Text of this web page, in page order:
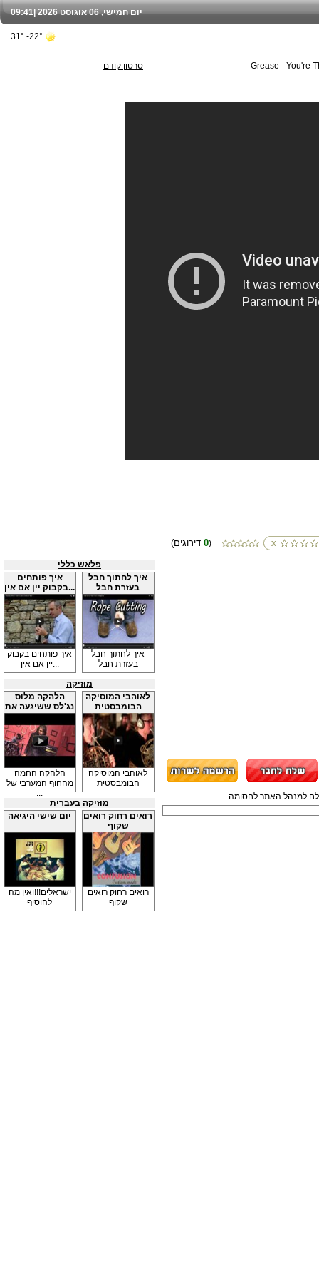
סרטון קודם Grease - You're
0)
פלאש כללי
איך פותחים
בקבוק יין אם אין...
איך פותחים בקבוק
יין אם אין...
איך לחתוך חבל
בעזרת חבל
איך לחתוך חבל
בעזרת חבל
מוזיקה
הלהקה מלוס
נג'לס ששיגעה את
...
הלהקה החמה
מהחוף המערבי של
...
לאוהבי המוסיקה
הבומבסטית
לאוהבי המוסיקה
הבומבסטית
מוזיקה בעברית
יום שישי היגיאה
ישראלים!!!ואין מה
להוסיף
רואים רחוק רואים
שקוף
רואים רחוק רואים
שקוף
למנהל האתר לחסומה
09:41 יום חמישי, 06 אוגוסט 2026 |
22°- 31°